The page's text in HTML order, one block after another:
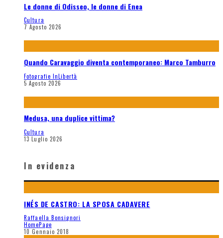
Le donne di Odisseo, le donne di Enea
Cultura
7 Agosto 2026
Quando Caravaggio diventa contemporaneo: Marco Tamburro
Fotografie InLibertà
5 Agosto 2026
Medusa, una duplice vittima?
Cultura
13 Luglio 2026
In evidenza
INÉS DE CASTRO: LA SPOSA CADAVERE
Raffaella Bonsignori
HomePage
10 Gennaio 2018